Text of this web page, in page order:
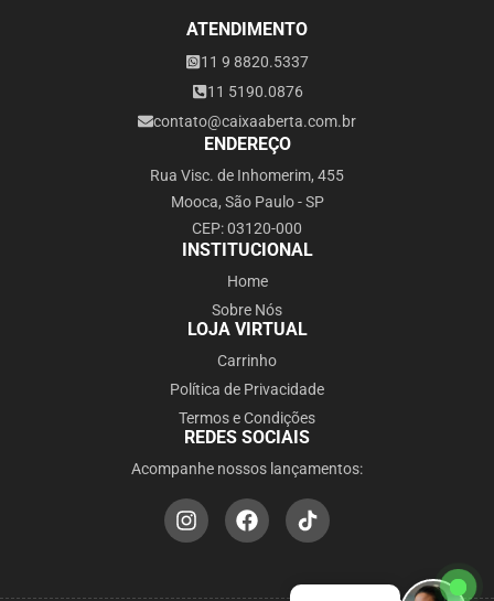
ATENDIMENTO
11 9 8820.5337
11 5190.0876
contato@caixaaberta.com.br
ENDEREÇO
Rua Visc. de Inhomerim, 455
Mooca, São Paulo - SP
CEP: 03120-000
INSTITUCIONAL
Home
Sobre Nós
LOJA VIRTUAL
Carrinho
Política de Privacidade
Termos e Condições
REDES SOCIAIS
Acompanhe nossos lançamentos: